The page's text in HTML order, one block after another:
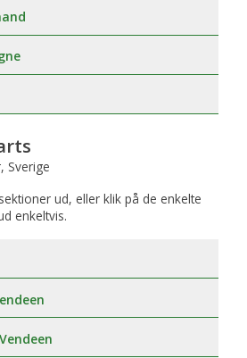
Sverige
ud, eller klik på de enkelte
enkeltvis.